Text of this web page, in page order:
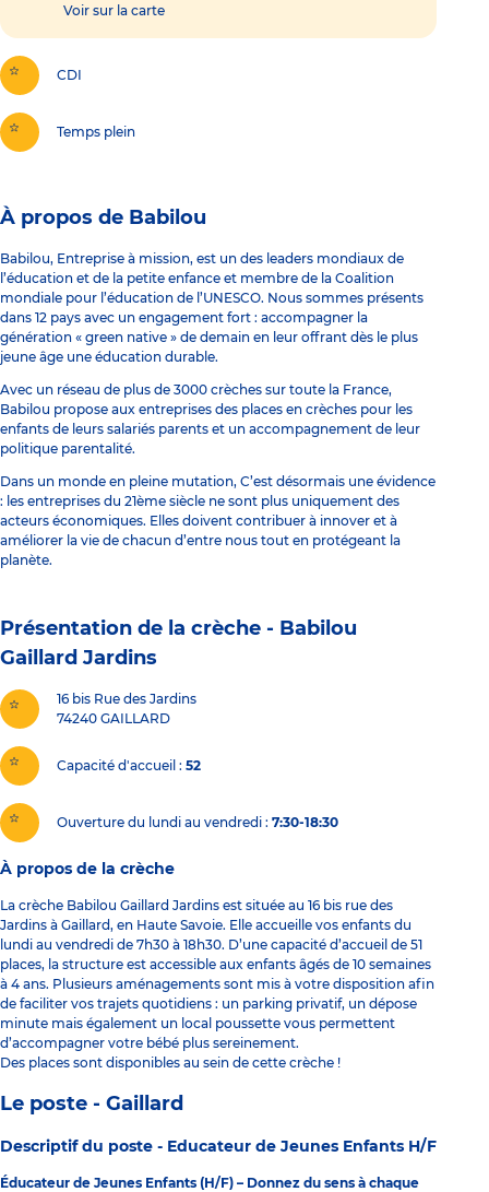
Voir sur la carte
CDI
Temps plein
À propos de Babilou
Babilou, Entreprise à mission, est un des leaders mondiaux de
l’éducation et de la petite enfance et membre de la Coalition
mondiale pour l’éducation de l’UNESCO. Nous sommes présents
dans 12 pays avec un engagement fort : accompagner la
génération « green native » de demain en leur offrant dès le plus
jeune âge une éducation durable.
Avec un réseau de plus de 3000 crèches sur toute la France,
Babilou propose aux entreprises des places en crèches pour les
enfants de leurs salariés parents et un accompagnement de leur
politique parentalité.
Dans un monde en pleine mutation, C’est désormais une évidence
: les entreprises du 21ème siècle ne sont plus uniquement des
acteurs économiques. Elles doivent contribuer à innover et à
améliorer la vie de chacun d’entre nous tout en protégeant la
planète.
Présentation de la crèche - Babilou
Gaillard Jardins
16 bis Rue des Jardins
74240 GAILLARD
Capacité d'accueil 52
Ouverture du lundi au vendredi : 7:30-18:30
À propos de la crèche
La crèche Babilou Gaillard Jardins est située au 16 bis rue des
Jardins à Gaillard, en Haute Savoie. Elle accueille vos enfants du
lundi au vendredi de 7h30 à 18h30. D’une capacité d’accueil de 51
places, la structure est accessible aux enfants âgés de 10 semaines
à 4 ans. Plusieurs aménagements sont mis à votre disposition afin
de faciliter vos trajets quotidiens : un parking privatif, un dépose
minute mais également un local poussette vous permettent
d’accompagner votre bébé plus sereinement.
Des places sont disponibles au sein de cette crèche !
Le poste - Gaillard
Descriptif du poste - Educateur de Jeunes Enfants H/F
Éducateur de Jeunes Enfants (H/F) – Donnez du sens à chaque